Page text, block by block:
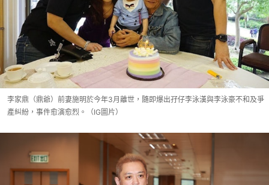
李家鼎（鼎爺）前妻施明於今年3月離世，隨即爆出孖仔李泳漢與李泳豪不和及爭
產糾紛，事件愈演愈烈。（IG圖片）